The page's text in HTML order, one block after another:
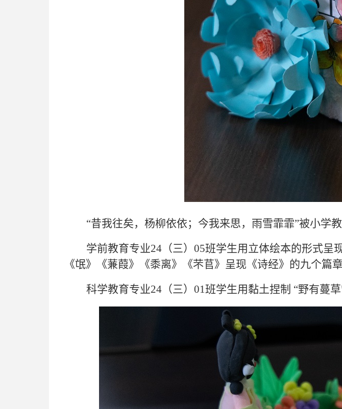
“昔我往矣，杨柳依依；今我来思，雨雪霏霏”被小学
学前教育专业24 （三） 05班学生用立体绘本的形式呈
《氓》《蒹葭》《黍离》《芣苢》 呈现《诗经》的九个篇
科学教育专业24 （三） 01班学生用黏土捏制 “野有蔓草